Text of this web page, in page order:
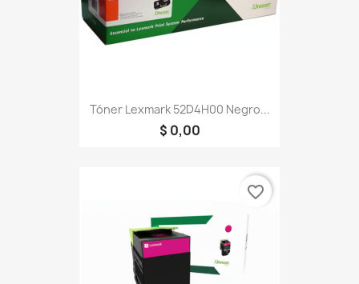
Tóner Lexmark 52D4H00 Negro...
$ 0,00
favorite_border